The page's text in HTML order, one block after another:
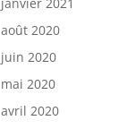
août 2020
juin 2020
mai 2020
avril 2020